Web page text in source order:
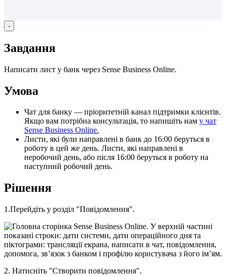
-
Завдання
Написати лист у банк через Sense Business Online.
Умова
Чат для банку — пріоритетній канал підтримки клієнтів.
Якщо вам потрібна консультація, то напишіть нам у чат
Sense Business Online.
Листи, які були направлені в банк до 16:00 беруться в
роботу в цей же день. Листи, які направлені в
неробочий день, або після 16:00 беруться в роботу на
наступний робочий день.
Рішення
1 .Перейдіть у розділ "Повідомлення".
2. Натисніть "Створити повідомлення".